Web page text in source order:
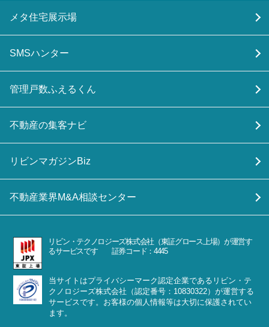
メタ住宅展示場
SMSハンター
管理戸数ふえるくん
不動産の集客ナビ
リビンマガジンBiz
不動産業界M&A相談センター
リビン・テクノロジーズ株式会社（東証グロース上場）が運営す
るサービスです 証券コード：4445
当サイトはプライバシーマーク認定企業であるリビン・テ
クノロジーズ株式会社（認定番号：10830322）が運営する
サービスです。お客様の個人情報等は大切に保護されてい
ます。